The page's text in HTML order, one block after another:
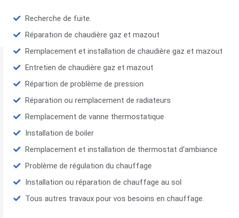
Recherche de fuite.
Réparation de chaudière gaz et mazout
Remplacement et installation de chaudière gaz et mazout
Entretien de chaudière gaz et mazout
Répartion de problème de pression
Réparation ou remplacement de radiateurs
Remplacement de vanne thermostatique
Installation de boiler
Remplacement et installation de thermostat d'ambiance
Problème de régulation du chauffage
Installation ou réparation de chauffage au sol
Tous autres travaux pour vos besoins en chauffage.